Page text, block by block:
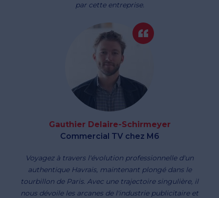
par cette entreprise.
Gauthier Delaire-Schirmeyer
Commercial TV chez M6
Voyagez à travers l'évolution professionnelle d'un
authentique Havrais, maintenant plongé dans le
tourbillon de Paris. Avec une trajectoire singulière, il
nous dévoile les arcanes de l'industrie publicitaire et